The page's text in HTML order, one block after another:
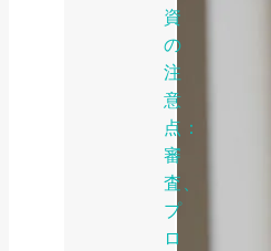
資
の
注
意
点：
審
査、
プ
ロ